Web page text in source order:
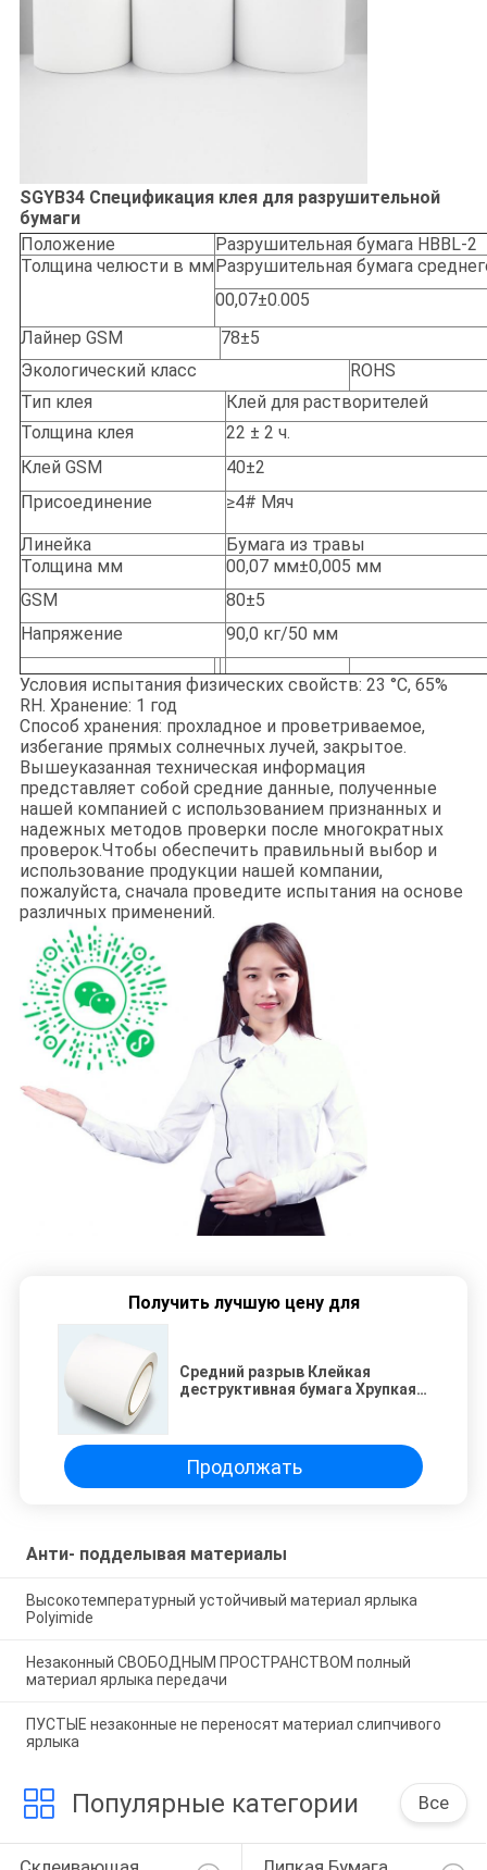
SGYB34 Спецификация клея для разрушительной
бумаги
Положение
Разрушительная бумага HBBL-2
Толщина челюсти в ммРазрушительная бумага
00,07±0.005
Лайнер GSM
78±5
Экологический класс
ROHS
Тип клея
Клей для растворителей
Толщина клея
22 ± 2 ч.
Клей GSM
40±2
Присоединение
≥4# Мяч
Линейка
Бумага из травы
Толщина мм
00,07 мм±0,005 мм
GSM
80±5
Напряжение
90,0 кг/50 мм
Условия испытания физических свойств: 23 °C, 65%
RH. Хранение: 1 год
Способ хранения: прохладное и проветриваемое,
избегание прямых солнечных лучей, закрытое.
Вышеуказанная техническая информация
представляет собой средние данные, полученные
нашей компанией с использованием признанных и
надежных методов проверки после многократных
проверок.Чтобы обеспечить правильный выбор и
использование продукции нашей компании,
пожалуйста, сначала проведите испытания на основе
различных применений.
Получить лучшую цену для
Средний разрыв Клейкая
деструктивная бумага Хрупкая
Продолжать
Анти- подделывая материалы
Высокотемпературный устойчивый материал ярлыка
Polyimide
Незаконный СВОБОДНЫМ ПРОСТРАНСТВОМ полный
материал ярлыка передачи
ПУСТЫЕ незаконные не переносят материал слипчивого
ярлыка
Популярные категории Все